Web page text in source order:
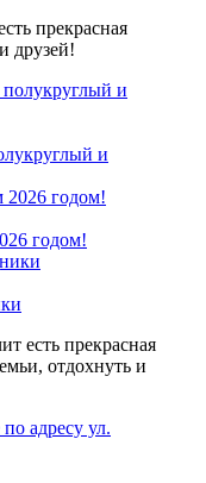
прекрасная
друзей!
и
годом!
есть прекрасная
отдохнуть и